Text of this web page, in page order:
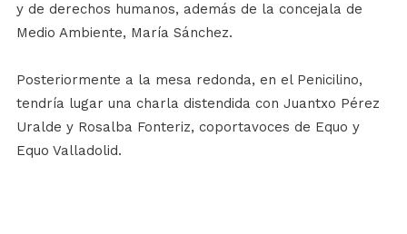
y de derechos humanos, además de la concejala de
Medio Ambiente, María Sánchez.
Posteriormente a la mesa redonda, en el Penicilino,
tendría lugar una charla distendida con Juantxo Pérez
Uralde y Rosalba Fonteriz, coportavoces de Equo y
Equo Valladolid.